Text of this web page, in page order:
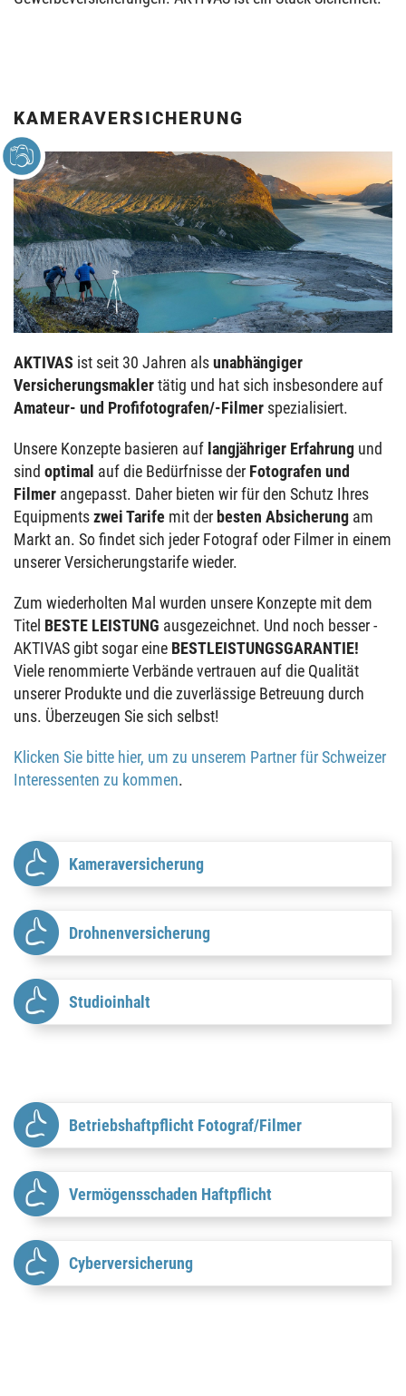
KAMERAVERSICHERUNG
AKTIVAS ist seit 30 Jahren alsunabhängiger
Versicherungsmaklertätig und hat sich insbesondere auf
Amateur- und Profifotografen/-Filmer spezialisiert.
Unsere Konzepte basieren auf langjähriger Erfahrung und
sind optimal auf die Bedürfnisse der Fotografen und
Filmer angepasst. Daher bieten wir für den Schutz Ihres
Equipmentszwei Tarife mit der besten Absicherung am
Markt an. So findet sich jeder Fotograf oder Filmer in einem
unserer Versicherungstarife wieder.
Zum wiederholten Mal wurden unsere Konzepte mit dem
Titel BESTE LEISTUNG ausgezeichnet. Und noch besser -
AKTIVAS gibt sogar eine BESTLEISTUNGSGARANTIE!
Viele renommierte Verbände vertrauen auf die Qualität
unserer Produkte und die zuverlässige Betreuung durch
uns. Überzeugen Sie sich selbst!
Klicken Sie bitte hier, um zu unserem Partner für Schweizer
Interessenten zu kommen.
Kameraversicherung
Drohnenversicherung
Studioinhalt
Betriebshaftpflicht Fotograf/Filmer
Vermögensschaden Haftpflicht
Cyberversicherung